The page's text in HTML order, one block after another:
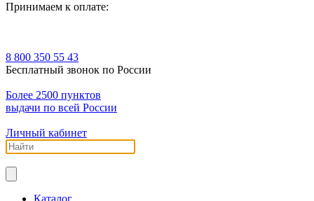
Принимаем к оплате:
8 800 350 55 43
Бесплатный звонок по России
Более 2500 пунктов
выдачи по всей России
Личный кабинет
Каталог